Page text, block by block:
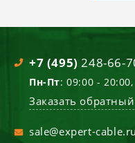
+7 (495) 248-66-
Пн-Пт: 09:00 - 20:00,
Заказать
sale@expert-cable.ru